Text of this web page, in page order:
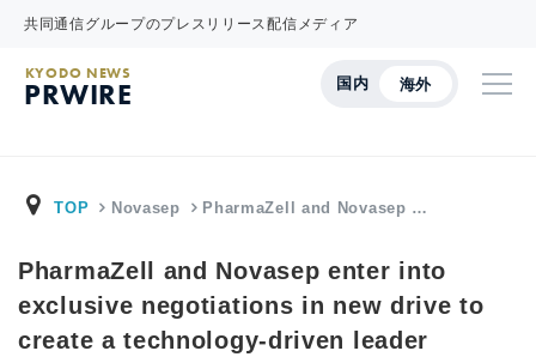
共同通信グループのプレスリリース配信メディア
国内 海外
KYODO NEWS
PRWIRE
TOP Novasep PharmaZell and Novasep …
PharmaZell and Novasep enter into
exclusive negotiations in new drive to
create a technology-driven leader